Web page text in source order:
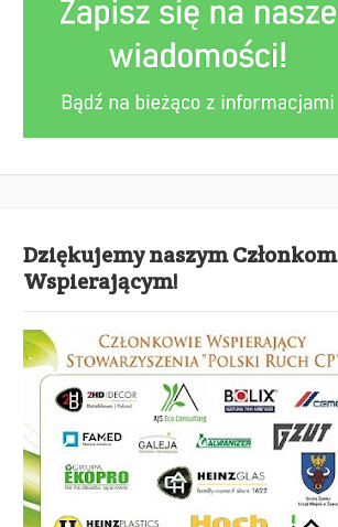
Dziękujemy naszym Członkom
Wspierającym!